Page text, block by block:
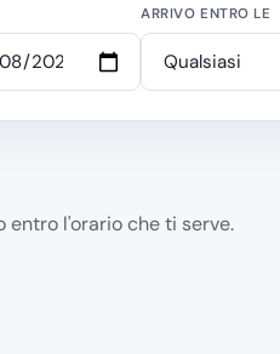
ARRIVO ENTRO LE
l'orario che ti serve.